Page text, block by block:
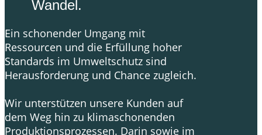
Wandel.
Ein schonender Umgang mit
Ressourcen und die Erfüllung hoher
Standards im Umweltschutz sind
Herausforderung und Chance zugleich.
Wir unterstützen unsere Kunden auf
dem Weg hin zu klimaschonenden
Produktionsprozessen. Darin sowie im